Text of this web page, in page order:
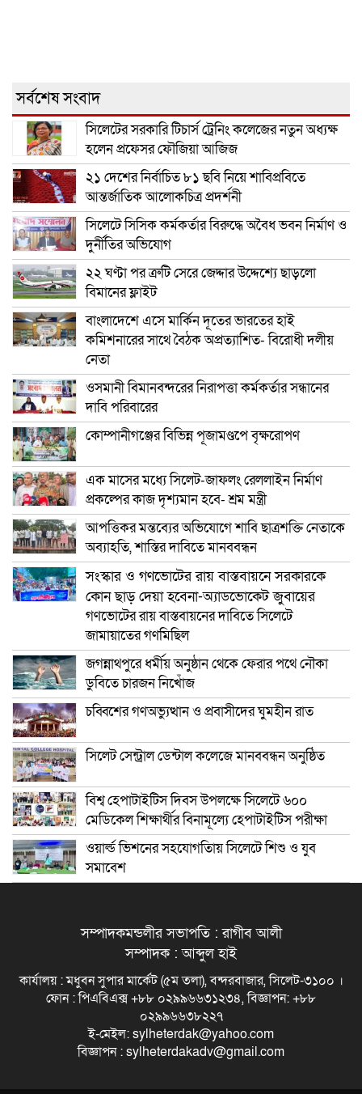
সর্বশেষ সংবাদ
সিলেটের সরকারি টিচার্স ট্রেনিং কলেজের নতুন অধ্যক্ষ
হলেন প্রফেসর ফৌজিয়া আজিজ
২১ দেশের নির্বাচিত ৮১ ছবি নিয়ে শাবিপ্রবিতে
আন্তর্জাতিক আলোকচিত্র প্রদর্শনী
সিলেটে সিসিক কর্মকর্তার বিরুদ্ধে অবৈধ ভবন নির্মাণ ও
দুর্নীতির অভিযোগ
২২ ঘণ্টা পর ত্রুটি সেরে জেদ্দার উদ্দেশ্যে ছাড়লো
বিমানের ফ্লাইট
বাংলাদেশে এসে মার্কিন দূতের ভারতের হাই
কমিশনারের সাথে বৈঠক অপ্রত্যাশিত- বিরোধী দলীয়
নেতা
ওসমানী বিমানবন্দরের নিরাপত্তা কর্মকর্তার সন্ধানের
দাবি পরিবারের
কোম্পানীগঞ্জের বিভিন্ন পূজামণ্ডপে বৃক্ষরোপণ
এক মাসের মধ্যে সিলেট-জাফলং রেললাইন নির্মাণ
প্রকল্পের কাজ দৃশ্যমান হবে- শ্রম মন্ত্রী
আপত্তিকর মন্তব্যের অভিযোগে শাবি ছাত্রশক্তি নেতাকে
অব্যাহতি, শাস্তির দাবিতে মানববন্ধন
সংস্কার ও গণভোটের রায় বাস্তবায়নে সরকারকে
কোন ছাড় দেয়া হবেনা-অ্যাডভোকেট জুবায়ের
গণভোটের রায় বাস্তবায়নের দাবিতে সিলেটে
জামায়াতের গণমিছিল
জগন্নাথপুরে ধর্মীয় অনুষ্ঠান থেকে ফেরার পথে নৌকা
ডুবিতে চারজন নিখোঁজ
চব্বিশের গণঅভ্যুত্থান ও প্রবাসীদের ঘুমহীন রাত
সিলেট সেন্ট্রাল ডেন্টাল কলেজে মানববন্ধন অনুষ্ঠিত
বিশ্ব হেপাটাইটিস দিবস উপলক্ষে সিলেটে ৬০০
মেডিকেল শিক্ষার্থীর বিনামূল্যে হেপাটাইটিস পরীক্ষা
ওয়ার্ল্ড ভিশনের সহযোগতিায় সিলেটে শিশু ও যুব
সমাবেশ
সম্পাদকমন্ডলীর সভাপতি : রাগীব আলী
সম্পাদক : আব্দুল হাই
কার্যালয় : মধুবন সুপার মার্কেট (৫ম তলা), বন্দরবাজার, সিলেট-৩১০০ ।
ফোন : পিএবিএক্স +৮৮ ০২৯৯৬৬৩১২৩৪, বিজ্ঞাপন: +৮৮
০২৯৯৬৬৩৮২২৭
ই-মেইল: sylheterdak@yahoo.com
বিজ্ঞাপন : sylheterdakadv@gmail.com